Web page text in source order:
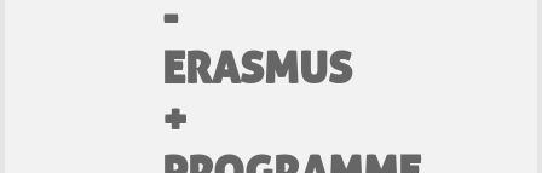
-
ERASMUS
+